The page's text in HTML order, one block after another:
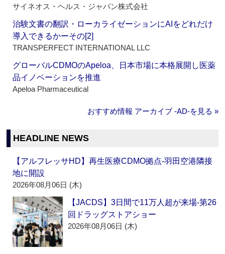
サイネオス・ヘルス・ジャパン株式会社
治験文書の翻訳・ローカライゼーションにAIをどれだけ
導入できるかーその[2]
TRANSPERFECT INTERNATIONAL LLC
グローバルCDMOのApeloa、日本市場に本格展開し医薬
品イノベーションを推進
Apeloa Pharmaceutical
おすすめ情報 アーカイブ ‐AD‐を見る »
HEADLINE NEWS
【アルフレッサHD】再生医療CDMO拠点‐羽田空港隣接
地に開設
2026年08月06日 (木)
【JACDS】3日間で11万人超が来場‐第26
回ドラッグストアショー
2026年08月06日 (木)